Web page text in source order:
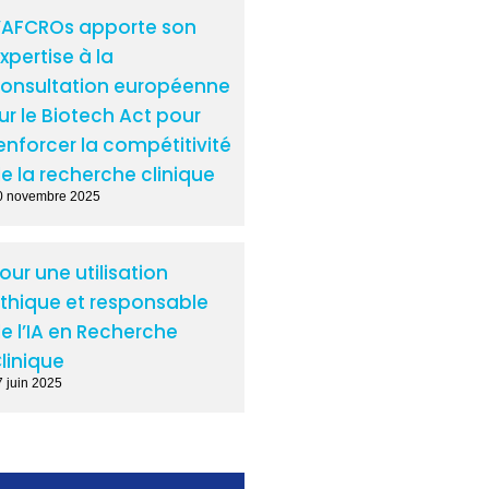
apporte son
à la
européenne
le Biotech Act pour
la compétitivité
la recherche clinique
novembre 2025
une utilisation
et responsable
l’IA en Recherche
juin 2025